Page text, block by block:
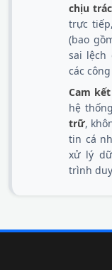
chịu
trực
(bao
sai lệch
các
Cam
hệ
trữ,
tin cá
xử lý
trình